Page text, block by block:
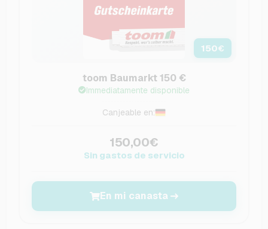
150€
toom Baumarkt 150 €
Immediatamente disponible
Canjeable en:
150,00€
Sin gastos de servicio
En mi canasta